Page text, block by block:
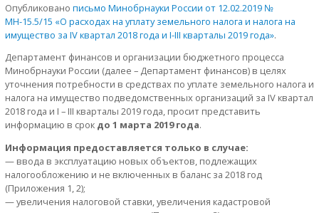
Опубликовано письмо Минобрнауки России от 12.02.2019 №
МН-15.5/15 «О расходах на уплату земельного налога и налога на
имущество за IV квартал 2018 года и I-III кварталы 2019 года».
Департамент финансов и организации бюджетного процесса
Минобрнауки России (далее – Департамент финансов) в целях
уточнения потребности в средствах по уплате земельного налога и
налога на имущество подведомственных организаций за IV квартал
2018 года и I – III кварталы 2019 года, просит представить
информацию в срок до 1 марта 2019 года.
Информация предоставляется только в случае:
— ввода в эксплуатацию новых объектов, подлежащих
налогообложению и не включенных в баланс за 2018 год
(Приложения 1, 2);
— увеличения налоговой ставки, увеличения кадастровой